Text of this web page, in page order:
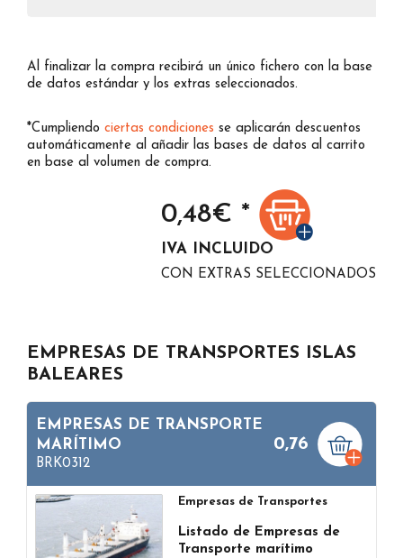
Al finalizar la compra recibirá un único fichero con la base
de datos estándar y los extras seleccionados.
*Cumpliendo ciertas condiciones se aplicarán descuentos
automáticamente al añadir las bases de datos al carrito
en base al volumen de compra.
0,48€ *
IVA INCLUIDO
CON EXTRAS SELECCIONADOS
EMPRESAS DE TRANSPORTES ISLAS
BALEARES
EMPRESAS DE TRANSPORTE
MARÍTIMO
BRK0312
0,76
Empresas de Transportes
Listado de Empresas de
Transporte marítimo